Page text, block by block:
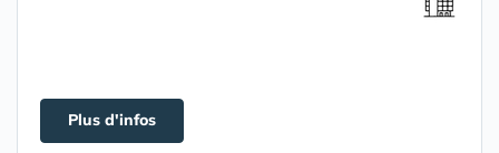
Plus d'infos